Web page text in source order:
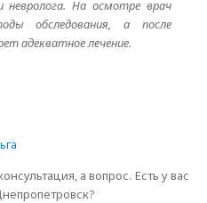
невролога. На осмотре врач
обследования, а после
адекватное лечение.
а вопрос. Есть у вас